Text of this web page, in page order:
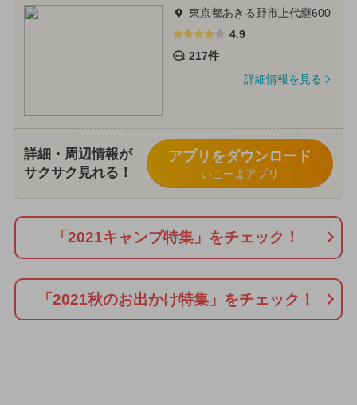
東京都あきる野市上代継600
4.9
217件
詳細情報を見る
詳細・周辺情報が
サクサク見れる！
アプリをダウンロード
いこーよアプリ
「2021キャンプ特集」をチェック！
「2021秋のお出かけ特集」をチェック！